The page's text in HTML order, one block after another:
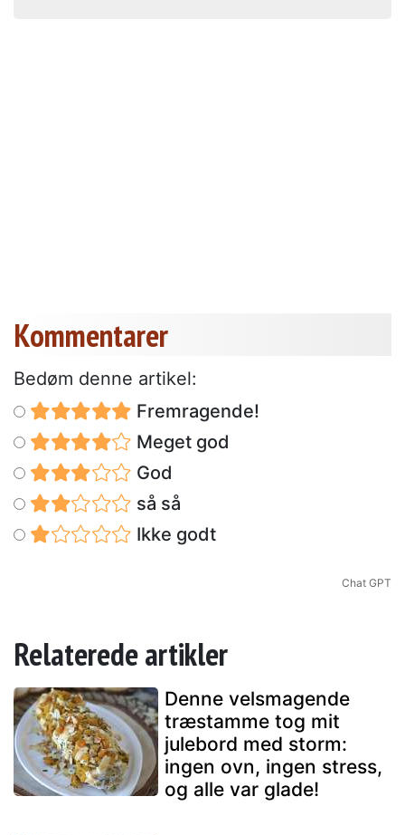
Kommentarer
Bedøm denne artikel:
Fremragende!
Meget god
God
så så
Ikke godt
Chat GPT
Relaterede artikler
Denne velsmagende
træstamme tog mit
julebord med storm:
ingen ovn, ingen stress,
og alle var glade!